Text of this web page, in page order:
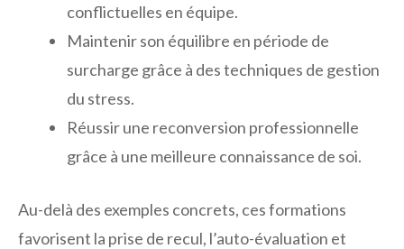
conflictuelles en équipe.
Maintenir son équilibre en période de
surcharge grâce à des techniques de gestion
du stress.
Réussir une reconversion professionnelle
grâce à une meilleure connaissance de soi.
Au-delà des exemples concrets, ces formations
favorisent la prise de recul, l’auto-évaluation et